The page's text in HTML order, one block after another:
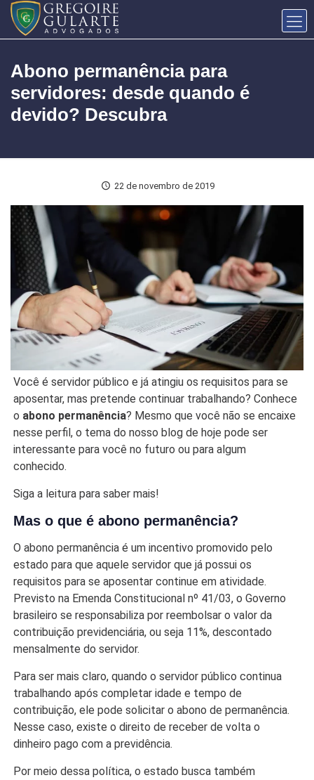
Abono permanência para
servidores: desde quando é
devido? Descubra
22 de novembro de 2019
Você é servidor público e já atingiu os requisitos para se
aposentar, mas pretende continuar trabalhando? Conhece
o abono permanência? Mesmo que você não se encaixe
nesse perfil, o tema do nosso blog de hoje pode ser
interessante para você no futuro ou para algum
conhecido.
Siga a leitura para saber mais!
Mas o que é abono permanência?
O abono permanência é um incentivo promovido pelo
estado para que aquele servidor que já possui os
requisitos para se aposentar continue em atividade.
Previsto na Emenda Constitucional nº 41/03, o Governo
brasileiro se responsabiliza por reembolsar o valor da
contribuição previdenciária, ou seja 11%, descontado
mensalmente do servidor.
Para ser mais claro, quando o servidor público continua
trabalhando após completar idade e tempo de
contribuição, ele pode solicitar o abono de permanência.
Nesse caso, existe o direito de receber de volta o
dinheiro pago com a previdência.
Por meio dessa política, o estado busca também